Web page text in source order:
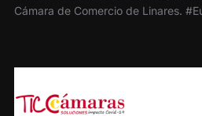
Cámara de Comercio de Linares.